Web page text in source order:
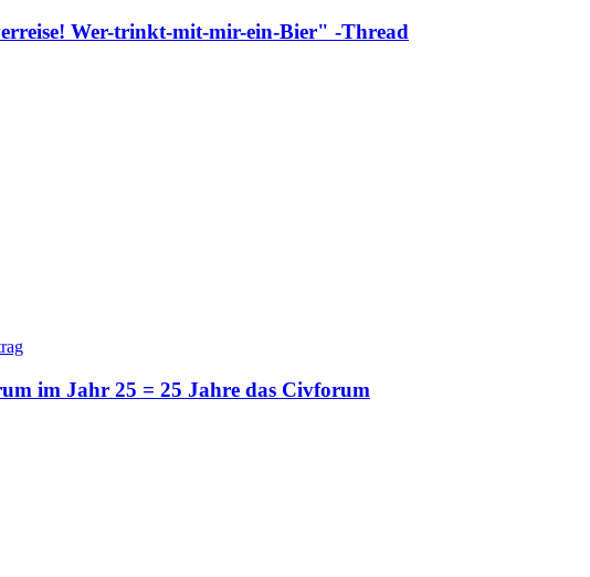
Wer-trinkt-mit-mir-ein-Bier" -Thread
im Jahr 25 = 25 Jahre das Civforum